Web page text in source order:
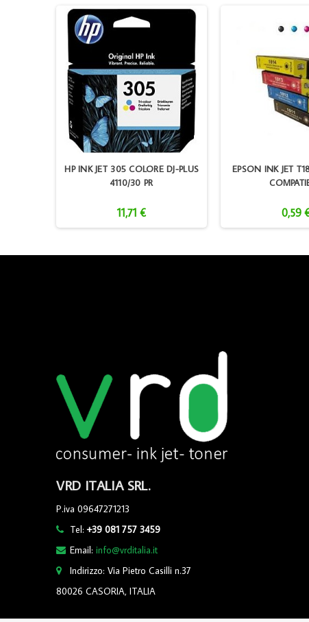
HP INK JET 305 COLORE DJ-PLUS
4110/30 PR
11,71 €
EPSON INK JET
0,59
VRD ITALIA SRL.
P.iva 09647271213
Tel:+39 081 757 3459
Email:info@vrditalia.it
Indirizzo: Via Pietro Casilli n.37
80026 CASORIA, ITALIA